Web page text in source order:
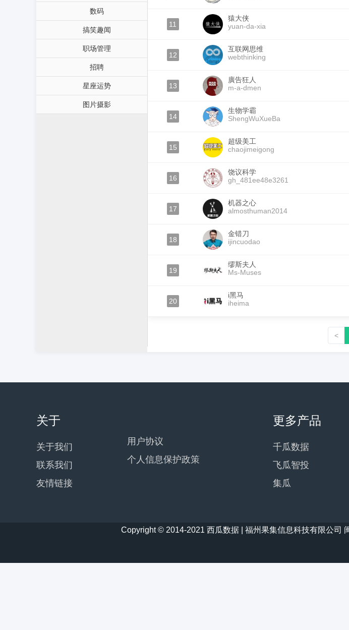
数码
搞笑趣闻
职场管理
招聘
星座运势
图片摄影
11
猿大侠
yuan-da-xia
12
互联网思维
webthinking
13
廣告狂人
m-a-dmen
14
生物学霸
ShengWuXueBa
15
超级美工
chaojimeigong
16
饶议科学
gh_481ee48e3261
17
机器之心
almosthuman2014
18
金错刀
ijincuodao
19
缪斯夫人
Ms-Muses
20
i黑马
iheima
<
关于
关于我们
联系我们
友情链接
用户协议
个人信息保护政策
更多产品
千瓜数据
飞瓜智投
集瓜
Copyright © 2014-2021 西瓜数据 | 福州果集信息科技有限公司